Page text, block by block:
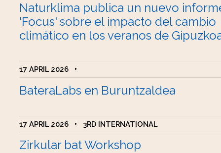
Naturklima publica un nuevo
'Focus' sobre el impacto del cambio
climático en los veranos de
17 APRIL 2026 •
BateraLabs en Buruntzaldea
17 APRIL 2026 • 3RD INTERNATIONAL
Zirkular bat Workshop